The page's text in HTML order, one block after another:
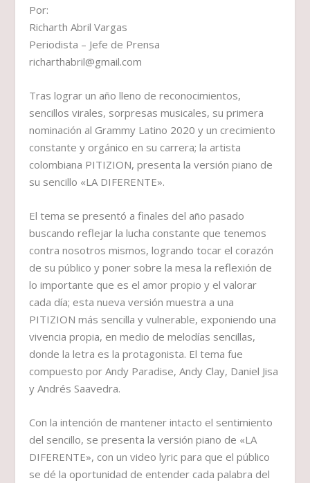
Por:
Richarth Abril Vargas
Periodista – Jefe de Prensa
richarthabril@gmail.com
Tras lograr un año lleno de reconocimientos,
sencillos virales, sorpresas musicales, su primera
nominación al Grammy Latino 2020 y un crecimiento
constante y orgánico en su carrera; la artista
colombiana PITIZION, presenta la versión piano de
su sencillo «LA DIFERENTE».
El tema se presentó a finales del año pasado
buscando reflejar la lucha constante que tenemos
contra nosotros mismos, logrando tocar el corazón
de su público y poner sobre la mesa la reflexión de
lo importante que es el amor propio y el valorar
cada día; esta nueva versión muestra a una
PITIZION más sencilla y vulnerable, exponiendo una
vivencia propia, en medio de melodías sencillas,
donde la letra es la protagonista. El tema fue
compuesto por Andy Paradise, Andy Clay, Daniel Jisa
y Andrés Saavedra.
Con la intención de mantener intacto el sentimiento
del sencillo, se presenta la versión piano de «LA
DIFERENTE», con un video lyric para que el público
se dé la oportunidad de entender cada palabra del